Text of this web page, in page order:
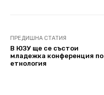
ПРЕДИШНА СТАТИЯ
В ЮЗУ ще се състои
младежка конференция по
етнология